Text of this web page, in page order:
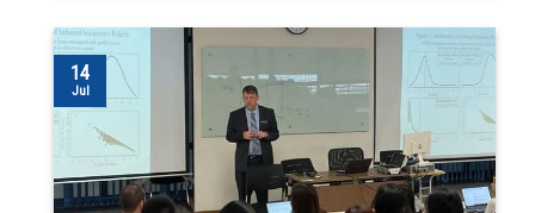
14
Jul